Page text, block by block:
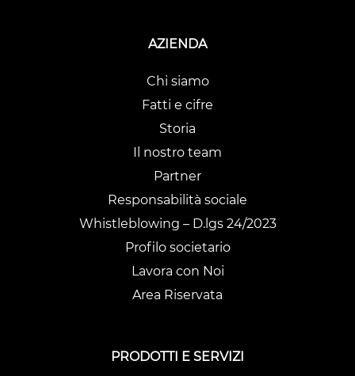
AZIENDA
Chi siamo
Fatti e cifre
Storia
Il nostro team
Partner
Responsabilità sociale
Whistleblowing – D.lgs 24/2023
Profilo societario
Lavora con Noi
Area Riservata
PRODOTTI E SERVIZI